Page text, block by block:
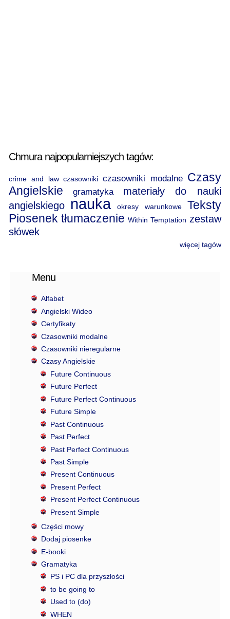
Chmura najpopularniejszych tagów:
crime and law czasowniki czasowniki modalne Czasy
Angielskie
gramatyka
materiały do nauki
angielskiego
nauka okresy warunkowe
Teksty
Piosenek tłumaczenie Within Temptation zestaw
słówek
więcej tagów
Menu
Alfabet
Angielski Wideo
Certyfikaty
Czasowniki modalne
Czasowniki nieregularne
Czasy Angielskie
Future Continuous
Future Perfect
Future Perfect Continuous
Future Simple
Past Continuous
Past Perfect
Past Perfect Continuous
Past Simple
Present Continuous
Present Perfect
Present Perfect Continuous
Present Simple
Części mowy
Dodaj piosenke
E-booki
Gramatyka
PS i PC dla przyszłości
to be going to
Used to (do)
WHEN